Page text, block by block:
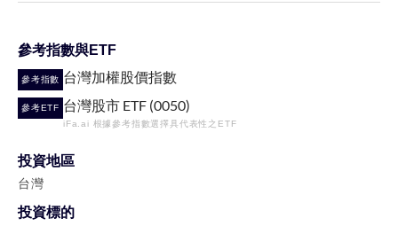
參考指數與ETF
參考指數 台灣加權股價指數
參考ETF 台灣股市 ETF (0050)
iFa.ai 根據參考指數選擇具代表性之ETF
投資地區
台灣
投資標的